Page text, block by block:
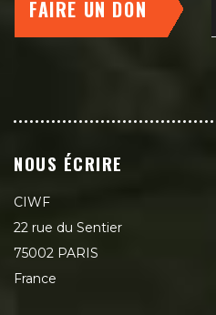
FAIRE UN DON
NOUS ÉCRIRE
CIWF
22 rue du Sentier
75002 PARIS
France